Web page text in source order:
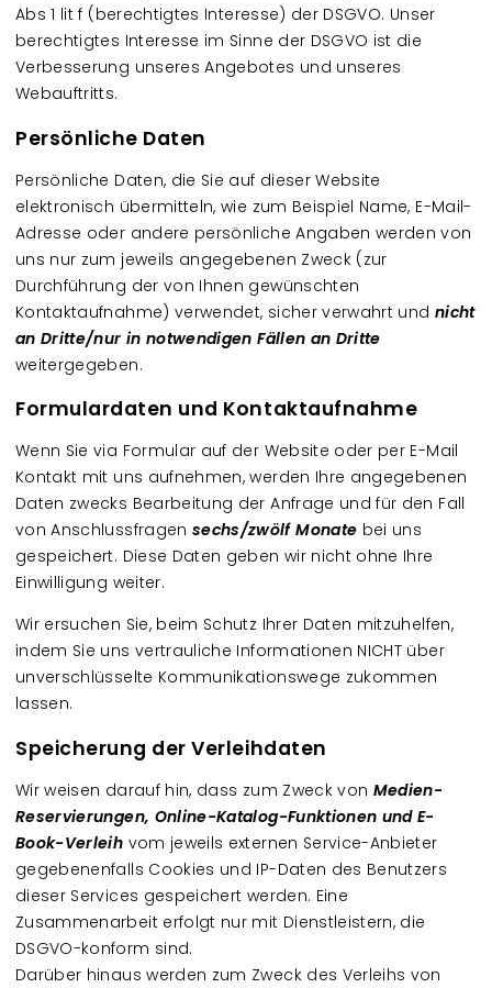
Abs 1 lit f (berechtigtes Interesse) der DSGVO. Unser
berechtigtes Interesse im Sinne der DSGVO ist die
Verbesserung unseres Angebotes und unseres
Webauftritts.
Persönliche Daten
Persönliche Daten, die Sie auf dieser Website
elektronisch übermitteln, wie zum Beispiel Name, E-Mail-
Adresse oder andere persönliche Angaben werden von
uns nur zum jeweils angegebenen Zweck (zur
Durchführung der von Ihnen gewünschten
Kontaktaufnahme) verwendet, sicher verwahrt und nicht
an Dritte/nur in notwendigen Fällen an Dritte
weitergegeben.
Formulardaten und Kontaktaufnahme
Wenn Sie via Formular auf der Website oder per E-Mail
Kontakt mit uns aufnehmen, werden Ihre angegebenen
Daten zwecks Bearbeitung der Anfrage und für den Fall
von Anschlussfragen sechs/zwölf Monate bei uns
gespeichert. Diese Daten geben wir nicht ohne Ihre
Einwilligung weiter.
Wir ersuchen Sie, beim Schutz Ihrer Daten mitzuhelfen,
indem Sie uns vertrauliche Informationen NICHT über
unverschlüsselte Kommunikationswege zukommen
lassen.
Speicherung der Verleihdaten
Wir weisen darauf hin, dass zum Zweck von Medien-
Reservierungen, Online-Katalog-Funktionen und E-
Book-Verleih vom jeweils externen Service-Anbieter
gegebenenfalls Cookies und IP-Daten des Benutzers
dieser Services gespeichert werden. Eine
Zusammenarbeit erfolgt nur mit Dienstleistern, die
DSGVO-konform sind.
Darüber hinaus werden zum Zweck des Verleihs von